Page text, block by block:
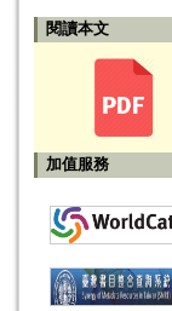
閱讀本文
加值服務